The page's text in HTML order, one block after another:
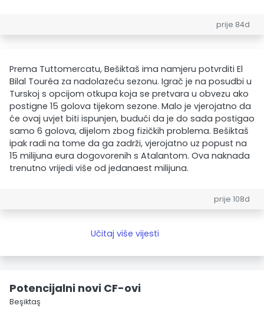
prije 84d
Prema Tuttomercatu, Bešiktaš ima namjeru potvrditi El
Bilal Touréa za nadolazeću sezonu. Igrač je na posudbi u
Turskoj s opcijom otkupa koja se pretvara u obvezu ako
postigne 15 golova tijekom sezone. Malo je vjerojatno da
će ovaj uvjet biti ispunjen, budući da je do sada postigao
samo 6 golova, dijelom zbog fizičkih problema. Bešiktaš
ipak radi na tome da ga zadrži, vjerojatno uz popust na
15 milijuna eura dogovorenih s Atalantom. Ova naknada
trenutno vrijedi više od jedanaest milijuna.
prije 108d
Učitaj više vijesti
Potencijalni novi CF-ovi
Beşiktaş